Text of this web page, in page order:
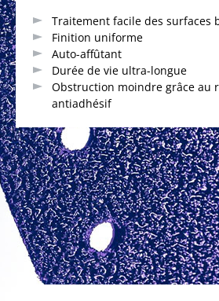
Traitement facile des surfaces
Finition uniforme
Auto-affûtant
Durée de vie ultra-longue
Obstruction moindre grâce au
antiadhésif